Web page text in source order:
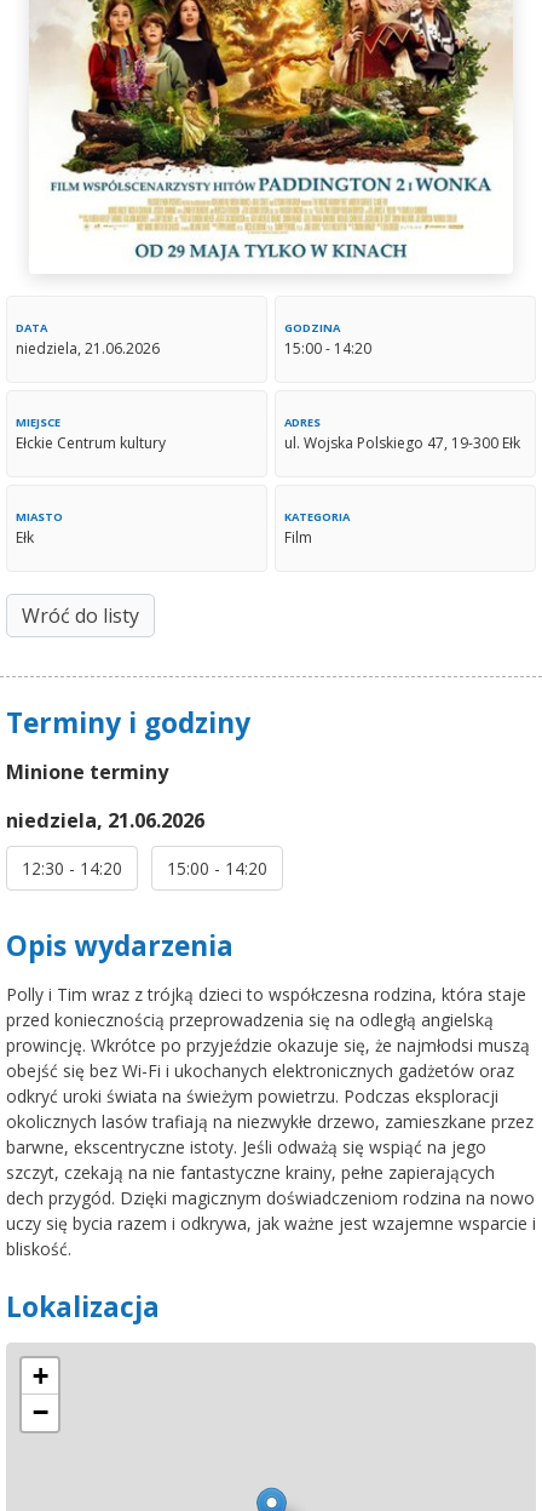
DATA
niedziela, 21.06.2026
GODZINA
15:00 - 14:20
MIEJSCE
Ełckie Centrum kultury
ADRES
ul. Wojska Polskiego 47, 19-300 Ełk
MIASTO
Ełk
KATEGORIA
Film
Wróć do listy
Terminy i godziny
Minione terminy
niedziela, 21.06.2026
12:30 - 14:20 15:00 - 14:20
Opis wydarzenia
Polly i Tim wraz z trójką dzieci to współczesna rodzina, która staje
przed koniecznością przeprowadzenia się na odległą angielską
prowincję. Wkrótce po przyjeździe okazuje się, że najmłodsi muszą
obejść się bez Wi-Fi i ukochanych elektronicznych gadżetów oraz
odkryć uroki świata na świeżym powietrzu. Podczas eksploracji
okolicznych lasów trafiają na niezwykłe drzewo, zamieszkane przez
barwne, ekscentryczne istoty. Jeśli odważą się wspiąć na jego
szczyt, czekają na nie fantastyczne krainy, pełne zapierających
dech przygód. Dzięki magicznym doświadczeniom rodzina na nowo
uczy się bycia razem i odkrywa, jak ważne jest wzajemne wsparcie i
bliskość.
Lokalizacja
+
−